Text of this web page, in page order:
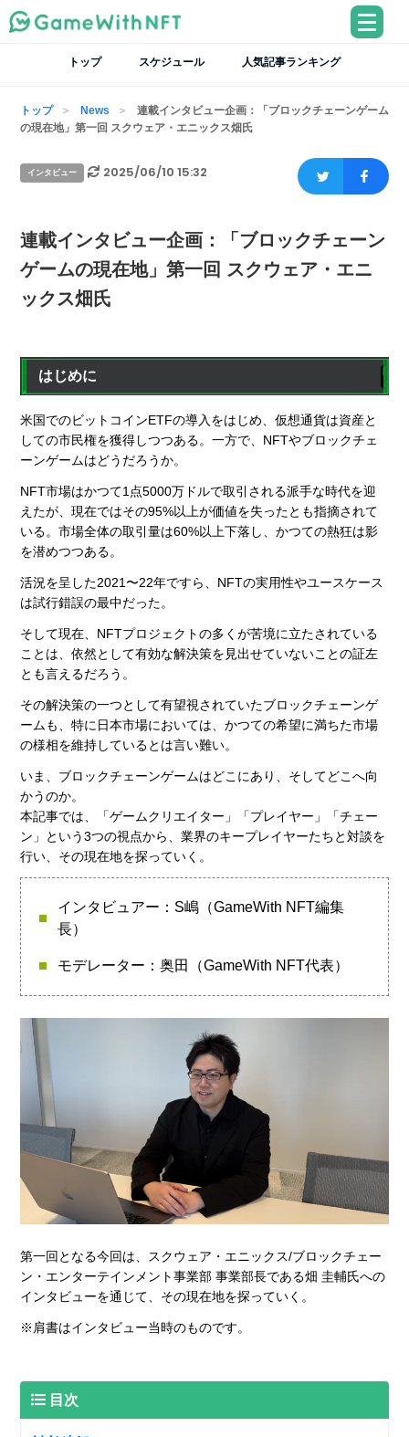
トップ スケジュール 人気記事ランキング
トップ News
連載インタビュー企画：「ブロックチェーンゲーム
の現在地」第一回 スクウェア・エニックス畑氏
インタビュー 2025/06/10 15:32
連載インタビュー企画：「ブロックチェーン
ゲームの現在地」第一回 スクウェア・エニ
ックス畑氏
はじめに
米国でのビットコインETFの導入をはじめ、仮想通貨は資産と
しての市民権を獲得しつつある。一方で、NFTやブロックチェ
ーンゲームはどうだろうか。
NFT市場はかつて1点5000万ドルで取引される派手な時代を迎
えたが、現在ではその95%以上が価値を失ったとも指摘されて
いる。市場全体の取引量は60%以上下落し、かつての熱狂は影
を潜めつつある。
活況を呈した2021〜22年ですら、NFTの実用性やユースケース
は試行錯誤の最中だった。
そして現在、NFTプロジェクトの多くが苦境に立たされている
ことは、依然として有効な解決策を見出せていないことの証左
とも言えるだろう。
その解決策の一つとして有望視されていたブロックチェーンゲ
ームも、特に日本市場においては、かつての希望に満ちた市場
の様相を維持しているとは言い難い。
いま、ブロックチェーンゲームはどこにあり、そしてどこへ向
かうのか。
本記事では、「ゲームクリエイター」「プレイヤー」「チェー
ン」という3つの視点から、業界のキープレイヤーたちと対談を
行い、その現在地を探っていく。
インタビュアー：S嶋（GameWith NFT編集
長）
モデレーター：奥田（GameWith NFT代表）
第一回となる今回は、スクウェア・エニックス/ブロックチェー
ン・エンターテインメント事業部 事業部長である畑 圭輔氏への
インタビューを通じて、その現在地を探っていく。
※肩書はインタビュー当時のものです。
目次